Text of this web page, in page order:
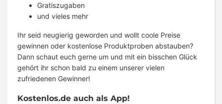
Gratiszugaben
und vieles mehr
Ihr seid neugierig geworden und wollt coole Preise
gewinnen oder kostenlose Produktproben abstauben?
Dann schaut euch gerne um und mit ein bisschen Glück
gehört ihr schon bald zu einem unserer vielen
zufriedenen Gewinner!
Kostenlos.de auch als App!